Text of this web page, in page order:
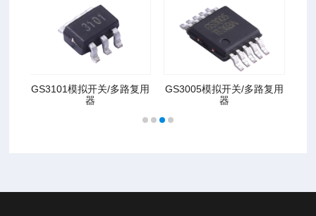
关/多路复用
GS3005模拟开关/多路复用
GS4157B模拟开关/多